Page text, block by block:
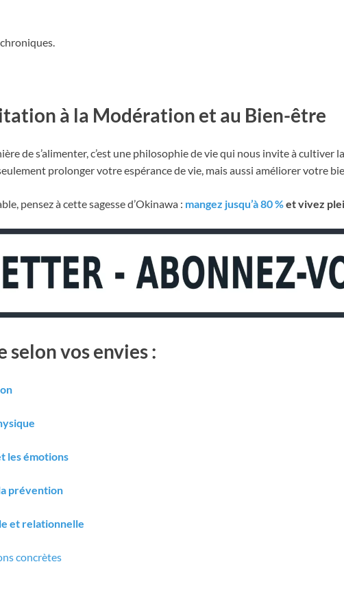
à la Modération et au Bien-être
de s’alimenter, c’est une philosophie de vie qui nous invite à cultiver
prolonger votre espérance de vie, mais aussi améliorer votre
pensez à cette sagesse d’Okinawa : mangez jusqu’à 80 %et vivez
vos envies :
les émotions
prévention
et relationnelle
concrètes